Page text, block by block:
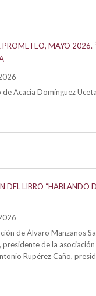
PROMETEO, MAYO 2026.
de Acacia Domínguez
DEL LIBRO “HABLANDO
de Álvaro Manzanos
de la
Rupérez Caño,